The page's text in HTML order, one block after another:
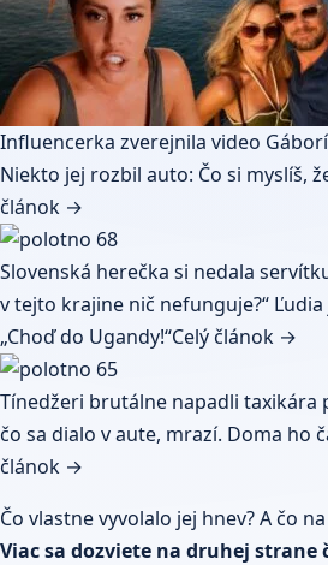
Influencerka zverejnila video
Niekto jej rozbil auto: Čo si myslíš,
článok →
Slovenská herečka si nedala
v tejto krajine nič nefunguje?“
„Choď do Ugandy!“Celý článok →
Tínedžeri brutálne napadli taxikára
čo sa dialo v aute, mrazí. Doma ho
článok →
Čo vlastne vyvolalo jej hnev? A čo
Viac sa dozviete na druhej strane